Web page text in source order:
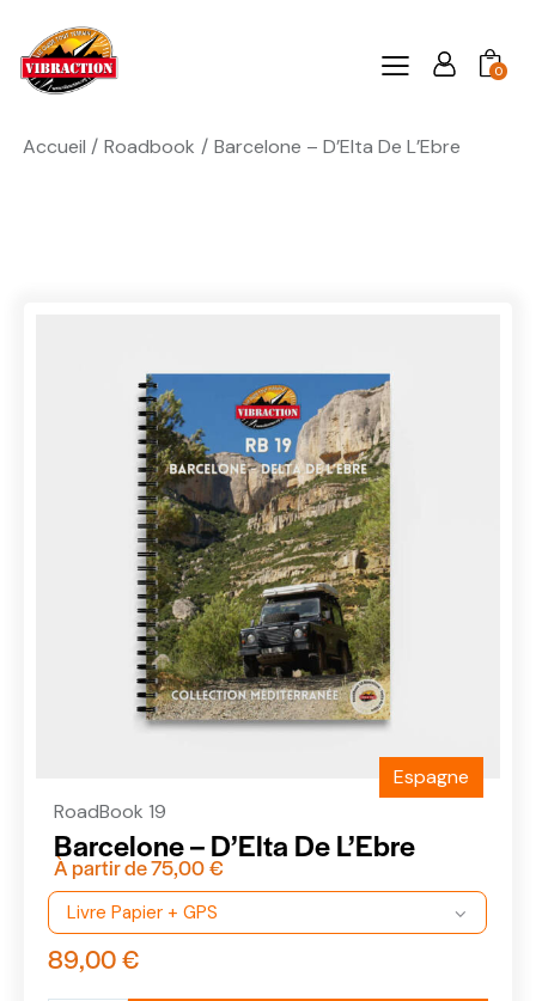
0
Accueil Roadbook Barcelone – D’Elta De L’Ebre
Espagne
RoadBook 19
Barcelone – D’Elta De L’Ebre
À partir de75,00€
89,00€